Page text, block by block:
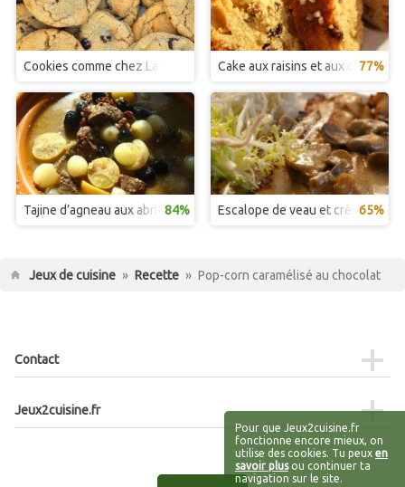
Cookies comme chez Laura Todd Cake aux raisins et aux cerises
77%
Tajine d’agneau aux abricots et aux pruneaux
84% Escalope de veau et crème65%
Jeux de cuisine » Recette » Pop-corn caramélisé au chocolat
Contact
Jeux2cuisine.fr
Pour que Jeux2cuisine.fr
fonctionne encore mieux, on
utilise des cookies. Tu peux en
savoir plusou continuer ta
navigation sur le site.